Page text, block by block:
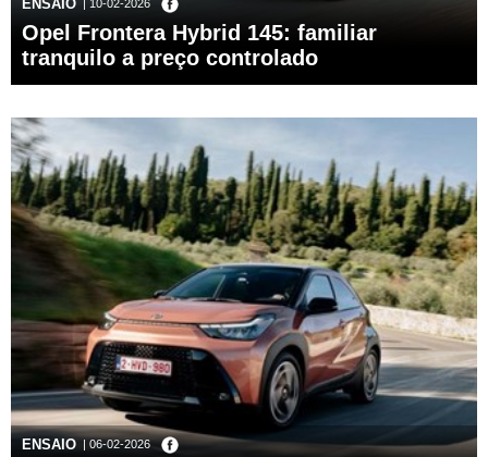
ENSAIO | 10-02-2026
Opel Frontera Hybrid 145: familiar
tranquilo a preço controlado
ENSAIO | 06-02-2026